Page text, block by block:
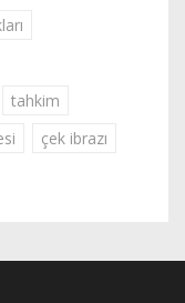
tahkim
çek ibrazı